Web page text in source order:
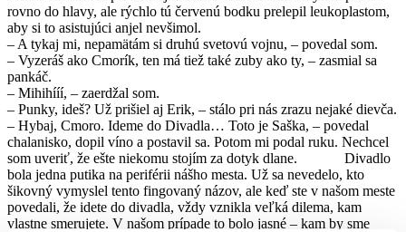
rovno do hlavy, ale rýchlo tú červenú bodku prelepil leukoplastom,
aby si to asistujúci anjel nevšimol.
– A tykaj mi, nepamätám si druhú svetovú vojnu, – povedal som.
– Vyzeráš ako Cmorík, ten má tiež také zuby ako ty, – zasmial sa
pankáč.
– Mihihííí, – zaerdžal som.
– Punky, ideš? Už prišiel aj Erik, – stálo pri nás zrazu nejaké dievča.
– Hybaj, Cmoro. Ideme do Divadla… Toto je Saška, – povedal
chalanisko, dopil víno a postavil sa. Potom mi podal ruku. Nechcel
som uveriť, že ešte niekomu stojím za dotyk dlane. Divadlo
bola jedna putika na periférii nášho mesta. Už sa nevedelo, kto
šikovný vymyslel tento fingovaný názov, ale keď ste v našom meste
povedali, že idete do divadla, vždy vznikla veľká dilema, kam
vlastne smerujete. V našom prípade to bolo jasné – kam by sme